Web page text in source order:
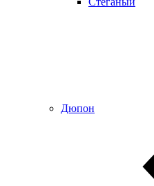
Дюпон